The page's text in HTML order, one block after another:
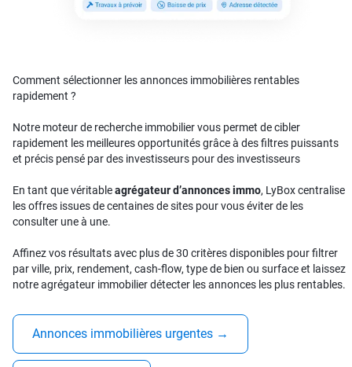
Comment sélectionner les annonces immobilières rentables
rapidement ?
Notre moteur de recherche immobilier vous permet de cibler
rapidement les meilleures opportunités grâce à des filtres puissants
et précis pensé par des investisseurs pour des investisseurs
En tant que véritableagrégateur d’annonces immo, LyBox centralise
les offres issues de centaines de sites pour vous éviter de les
consulter une à une.
Affinez vos résultats avec plus de 30 critères disponibles pour filtrer
par ville, prix, rendement, cash-flow, type de bien ou surface et laissez
notre agrégateur immobilier détecter les annonces les plus rentables.
Annonces immobilières urgentes →